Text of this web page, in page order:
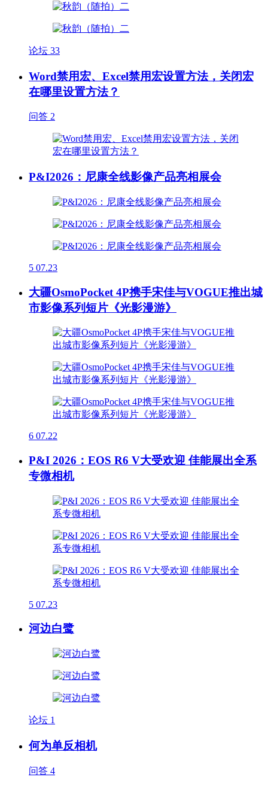
论坛 33
Word禁用宏、Excel禁用宏设置方法，关闭宏
在哪里设置方法？
问答 2
P&I2026：尼康全线影像产品亮相展会
5 07.23
大疆OsmoPocket 4P携手宋佳与VOGUE推出城
市影像系列短片《光影漫游》
6 07.22
P&I 2026：EOS R6 V大受欢迎 佳能展出全系
专微相机
5 07.23
河边白鹭
论坛 1
何为单反相机
问答 4